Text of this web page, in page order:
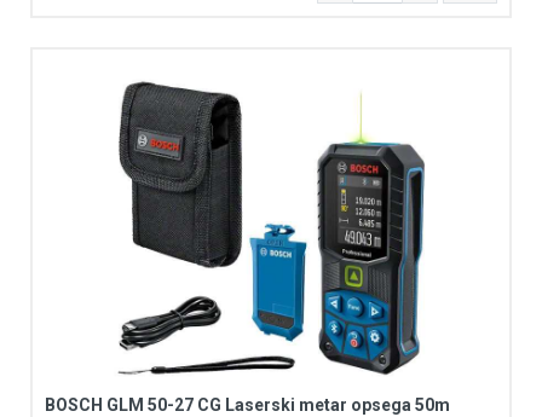
BOSCH GLM 50-27 CG Laserski metar opsega 50m